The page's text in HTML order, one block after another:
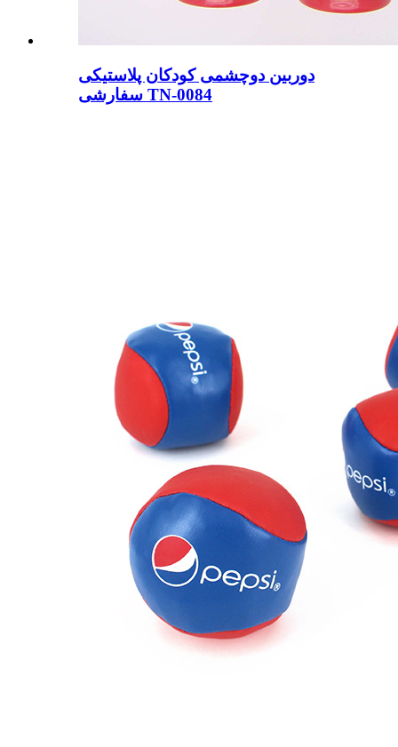
دوربین دوچشمی کودکان پلاستیکی
سفارشی TN-0084